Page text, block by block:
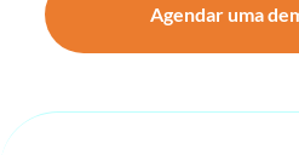
Agendar uma